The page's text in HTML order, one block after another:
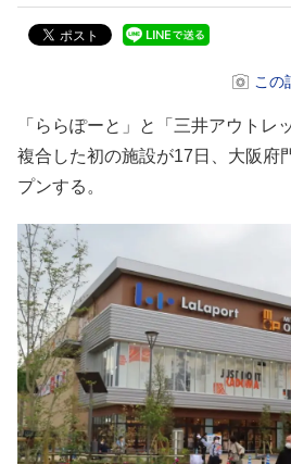
この
「ららぽーと」と「三井アウトレ
複合した初の施設が17日、大阪府
プンする。